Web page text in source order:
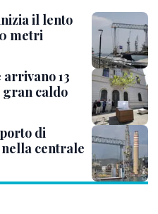
il lento
metri
13
caldo
di
centrale